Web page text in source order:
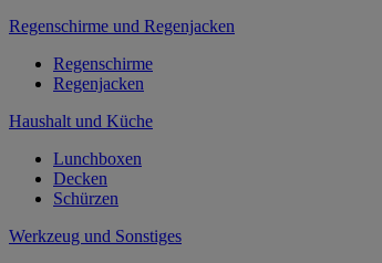
Regenschirme und Regenjacken
Regenschirme
Regenjacken
Haushalt und Küche
Lunchboxen
Decken
Schürzen
Werkzeug und Sonstiges